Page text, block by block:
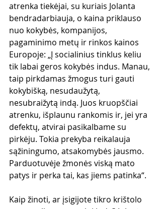
atrenka tiekėjai, su kuriais Jolanta
bendradarbiauja, o kaina priklauso
nuo kokybės, kompanijos,
pagaminimo metų ir rinkos kainos
Europoje: „Į socialinius tinklus keliu
tik labai geros kokybės indus. Manau,
taip pirkdamas žmogus turi gauti
kokybišką, nesudaužytą,
nesubraižytą indą. Juos kruopščiai
atrenku, išplaunu rankomis ir, jei yra
defektų, atvirai pasikalbame su
pirkėju. Tokia prekyba reikalauja
sąžiningumo, atsakomybės jausmo.
Parduotuvėje žmonės viską mato
patys ir perka tai, kas jiems patinka“.
Kaip žinoti, ar įsigijote tikro krištolo